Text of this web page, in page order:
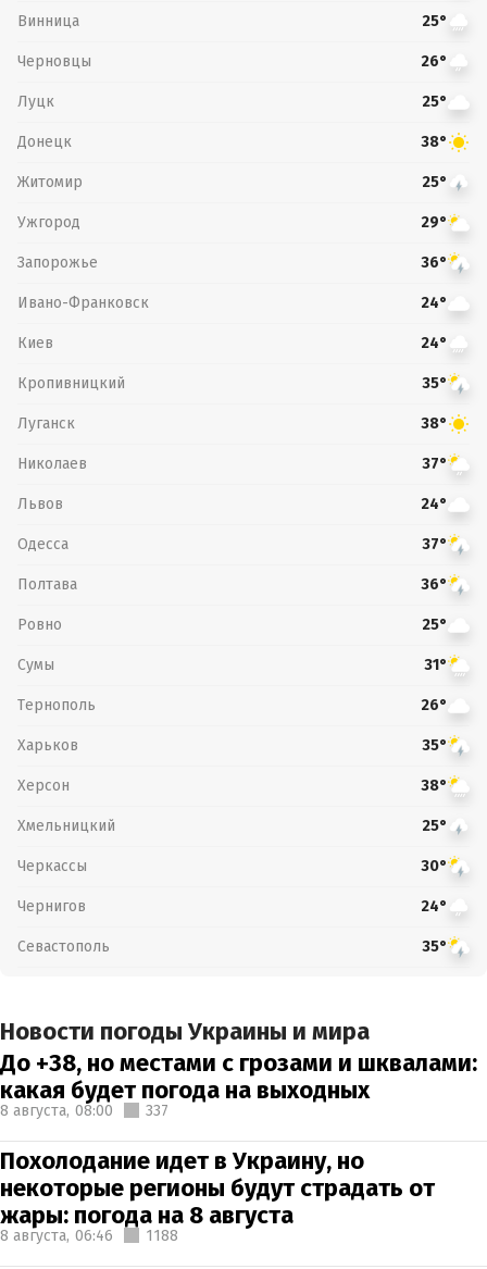
Винница 25°
Черновцы 26°
Луцк 25°
Донецк 38°
Житомир 25°
Ужгород 29°
Запорожье 36°
Ивано-Франковск 24°
Киев 24°
Кропивницкий 35°
Луганск 38°
Николаев 37°
Львов 24°
Одесса 37°
Полтава 36°
Ровно 25°
Сумы 31°
Тернополь 26°
Харьков 35°
Херсон 38°
Хмельницкий 25°
Черкассы 30°
Чернигов 24°
Севастополь 35°
Новости погоды Украины и мира
До +38, но местами с грозами и шквалами:
какая будет погода на выходных
8 августа, 08:00 337
Похолодание идет в Украину, но
некоторые регионы будут страдать от
жары: погода на 8 августа
8 августа, 06:46 1188